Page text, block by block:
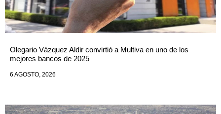
Olegario Vázquez Aldir convirtió a Multiva en uno de los
mejores bancos de 2025
6 AGOSTO, 2026